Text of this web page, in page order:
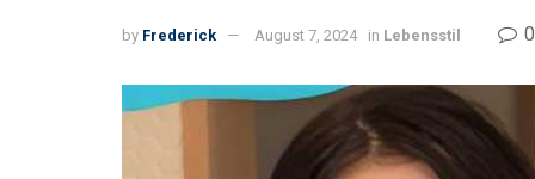
by Frederick August 7, 2024 in Lebensstil 0